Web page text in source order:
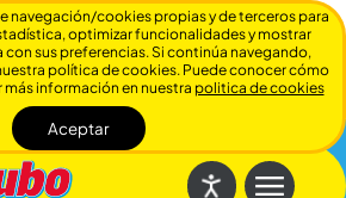
Cerrar
navegación/cookies propias y de terceros para
optimizar funcionalidades y mostrar
sus preferencias. Si continúa navegando,
política de cookies. Puede conocer cómo
información en nuestra politica de cookies
Aceptar